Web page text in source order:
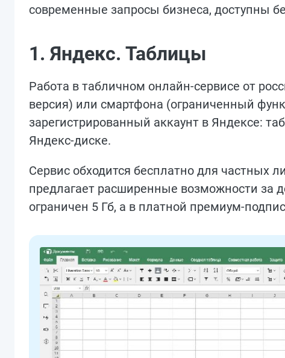
современные запросы бизнеса, доступны
1. Яндекс. Таблицы
Работа в табличном онлайн-сервисе от
версия) или смартфона (ограниченный
зарегистрированный аккаунт в Яндексе:
Яндекс-диске.
Сервис обходится бесплатно для частных
предлагает расширенные возможности за
ограничен 5 Гб, а в платной премиум-